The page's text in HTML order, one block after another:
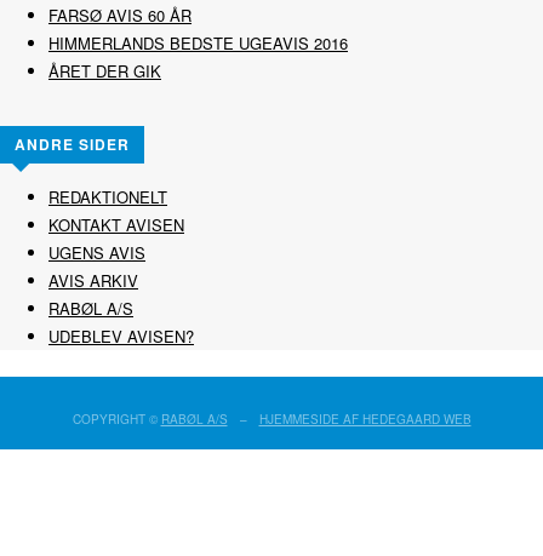
FARSØ AVIS 60 ÅR
HIMMERLANDS BEDSTE UGEAVIS 2016
ÅRET DER GIK
ANDRE SIDER
REDAKTIONELT
KONTAKT AVISEN
UGENS AVIS
AVIS ARKIV
RABØL A/S
UDEBLEV AVISEN?
COPYRIGHT © RABØL A/S – HJEMMESIDE AF HEDEGAARD WEB